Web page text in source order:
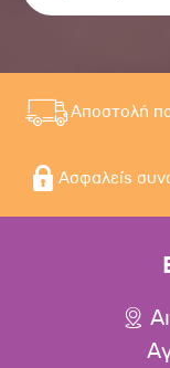
Αποστολή
Ασφαλείς